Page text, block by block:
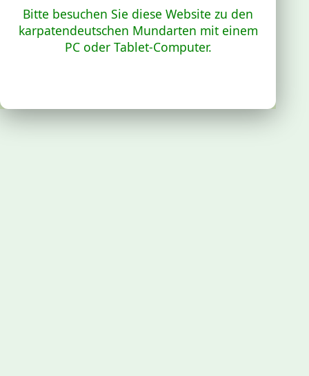
Bitte besuchen Sie diese Website zu den
karpatendeutschen Mundarten mit einem
PC oder Tablet-Computer.